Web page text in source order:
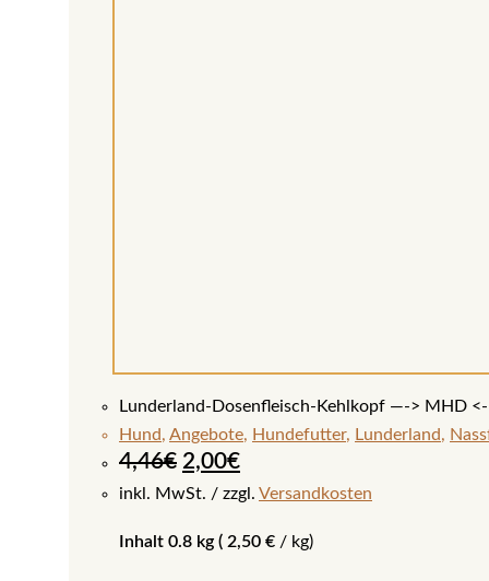
Lunderland-Dosenfleisch-Kehlkopf —-> MHD
Hund, Angebote, Hundefutter, Lunderland,
4,46€ 2,00€
inkl. MwSt. zzgl. Versandkosten
Inhalt 0.8 kg ( 2,50 € / kg)